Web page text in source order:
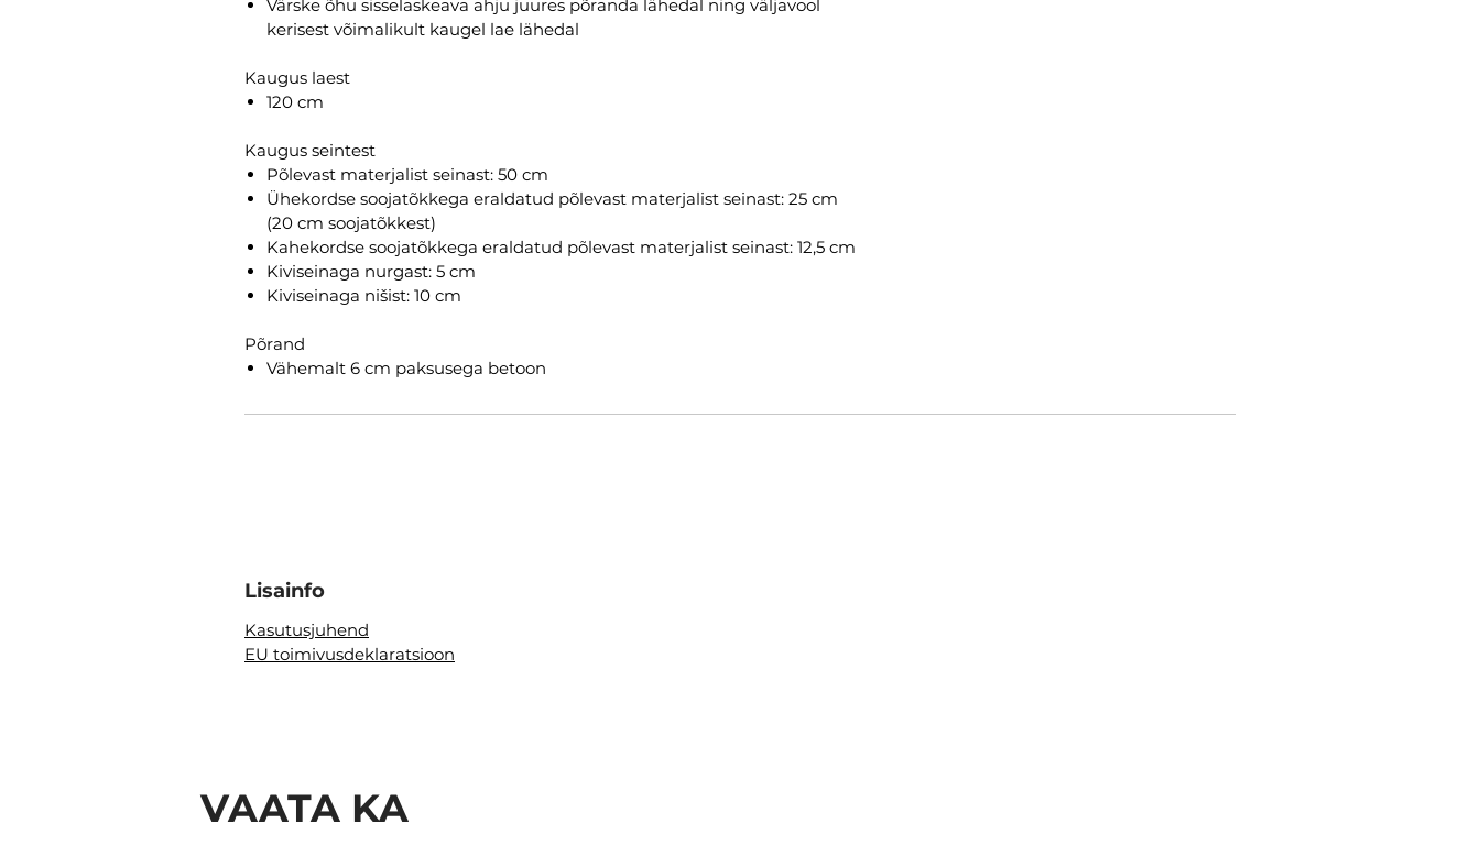
Värske õhu sisselaskeava ahju juures põranda lähedal ning väljavool
kerisest võimalikult kaugel lae lähedal
Kaugus laest
120 cm
Kaugus seintest
Põlevast materjalist seinast: 50 cm
Ühekordse soojatõkkega eraldatud põlevast materjalist seinast: 25 cm
(20 cm soojatõkkest)
Kahekordse soojatõkkega eraldatud põlevast materjalist seinast: 12,5 cm
Kiviseinaga nurgast: 5 cm
Kiviseinaga nišist: 10 cm
Põrand
Vähemalt 6 cm paksusega betoon
Lisainfo
Kasutusjuhend
EU toimivusdeklaratsioon
VAATA KA